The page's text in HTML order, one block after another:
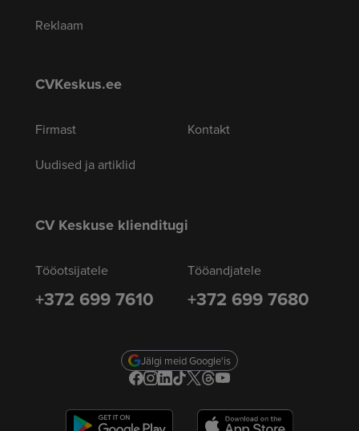
Reklaam
CVKeskus.ee
Firmast
Uudised ja artiklid
Kontakt
CV Keskuse klienditugi
Tööotsijatele
+372 699 7610
Tööandjatele
+372 699 7680
Jälgi meid Google'is